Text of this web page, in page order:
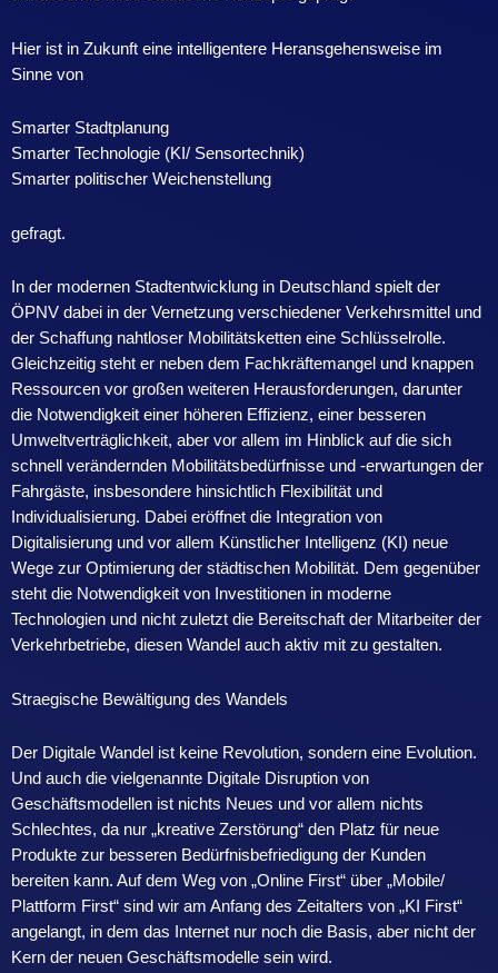
Hier ist in Zukunft eine intelligentere Heransgehensweise im
Sinne von
Smarter Stadtplanung
Smarter Technologie (KI/ Sensortechnik)
Smarter politischer Weichenstellung
gefragt.
In der modernen Stadtentwicklung in Deutschland spielt der
ÖPNV dabei in der Vernetzung verschiedener Verkehrsmittel und
der Schaffung nahtloser Mobilitätsketten eine Schlüsselrolle.
Gleichzeitig steht er neben dem Fachkräftemangel und knappen
Ressourcen vor großen weiteren Herausforderungen, darunter
die Notwendigkeit einer höheren Effizienz, einer besseren
Umweltverträglichkeit, aber vor allem im Hinblick auf die sich
schnell verändernden Mobilitätsbedürfnisse und -erwartungen der
Fahrgäste, insbesondere hinsichtlich Flexibilität und
Individualisierung. Dabei eröffnet die Integration von
Digitalisierung und vor allem Künstlicher Intelligenz (KI) neue
Wege zur Optimierung der städtischen Mobilität. Dem gegenüber
steht die Notwendigkeit von Investitionen in moderne
Technologien und nicht zuletzt die Bereitschaft der Mitarbeiter der
Verkehrbetriebe, diesen Wandel auch aktiv mit zu gestalten.
Straegische Bewältigung des Wandels
Der Digitale Wandel ist keine Revolution, sondern eine Evolution.
Und auch die vielgenannte Digitale Disruption von
Geschäftsmodellen ist nichts Neues und vor allem nichts
Schlechtes, da nur „kreative Zerstörung“ den Platz für neue
Produkte zur besseren Bedürfnisbefriedigung der Kunden
bereiten kann. Auf dem Weg von „Online First“ über „Mobile/
Plattform First“ sind wir am Anfang des Zeitalters von „KI First“
angelangt, in dem das Internet nur noch die Basis, aber nicht der
Kern der neuen Geschäftsmodelle sein wird.